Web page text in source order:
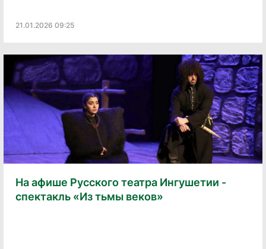
21.01.2026 09:25
На афише Русского театра Ингушетии -
спектакль «Из тьмы веков»